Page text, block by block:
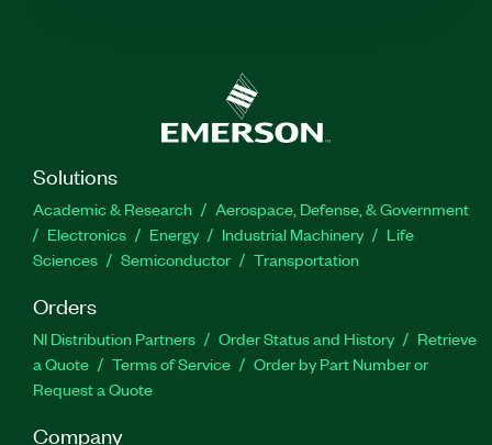
Solutions
Academic & Research
Aerospace, Defense, & Government
Electronics
Energy Industrial Machinery
Life
Sciences
Semiconductor Transportation
Orders
NI Distribution Partners Order Status and History
Retrieve
a Quote
Terms of Service
Order by Part Number or
Request a Quote
Company